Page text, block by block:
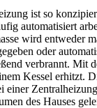
ist so
automatisiert
wird entweder
oder
verbrannt. Mit
Kessel erhitzt.
einer
des Hauses